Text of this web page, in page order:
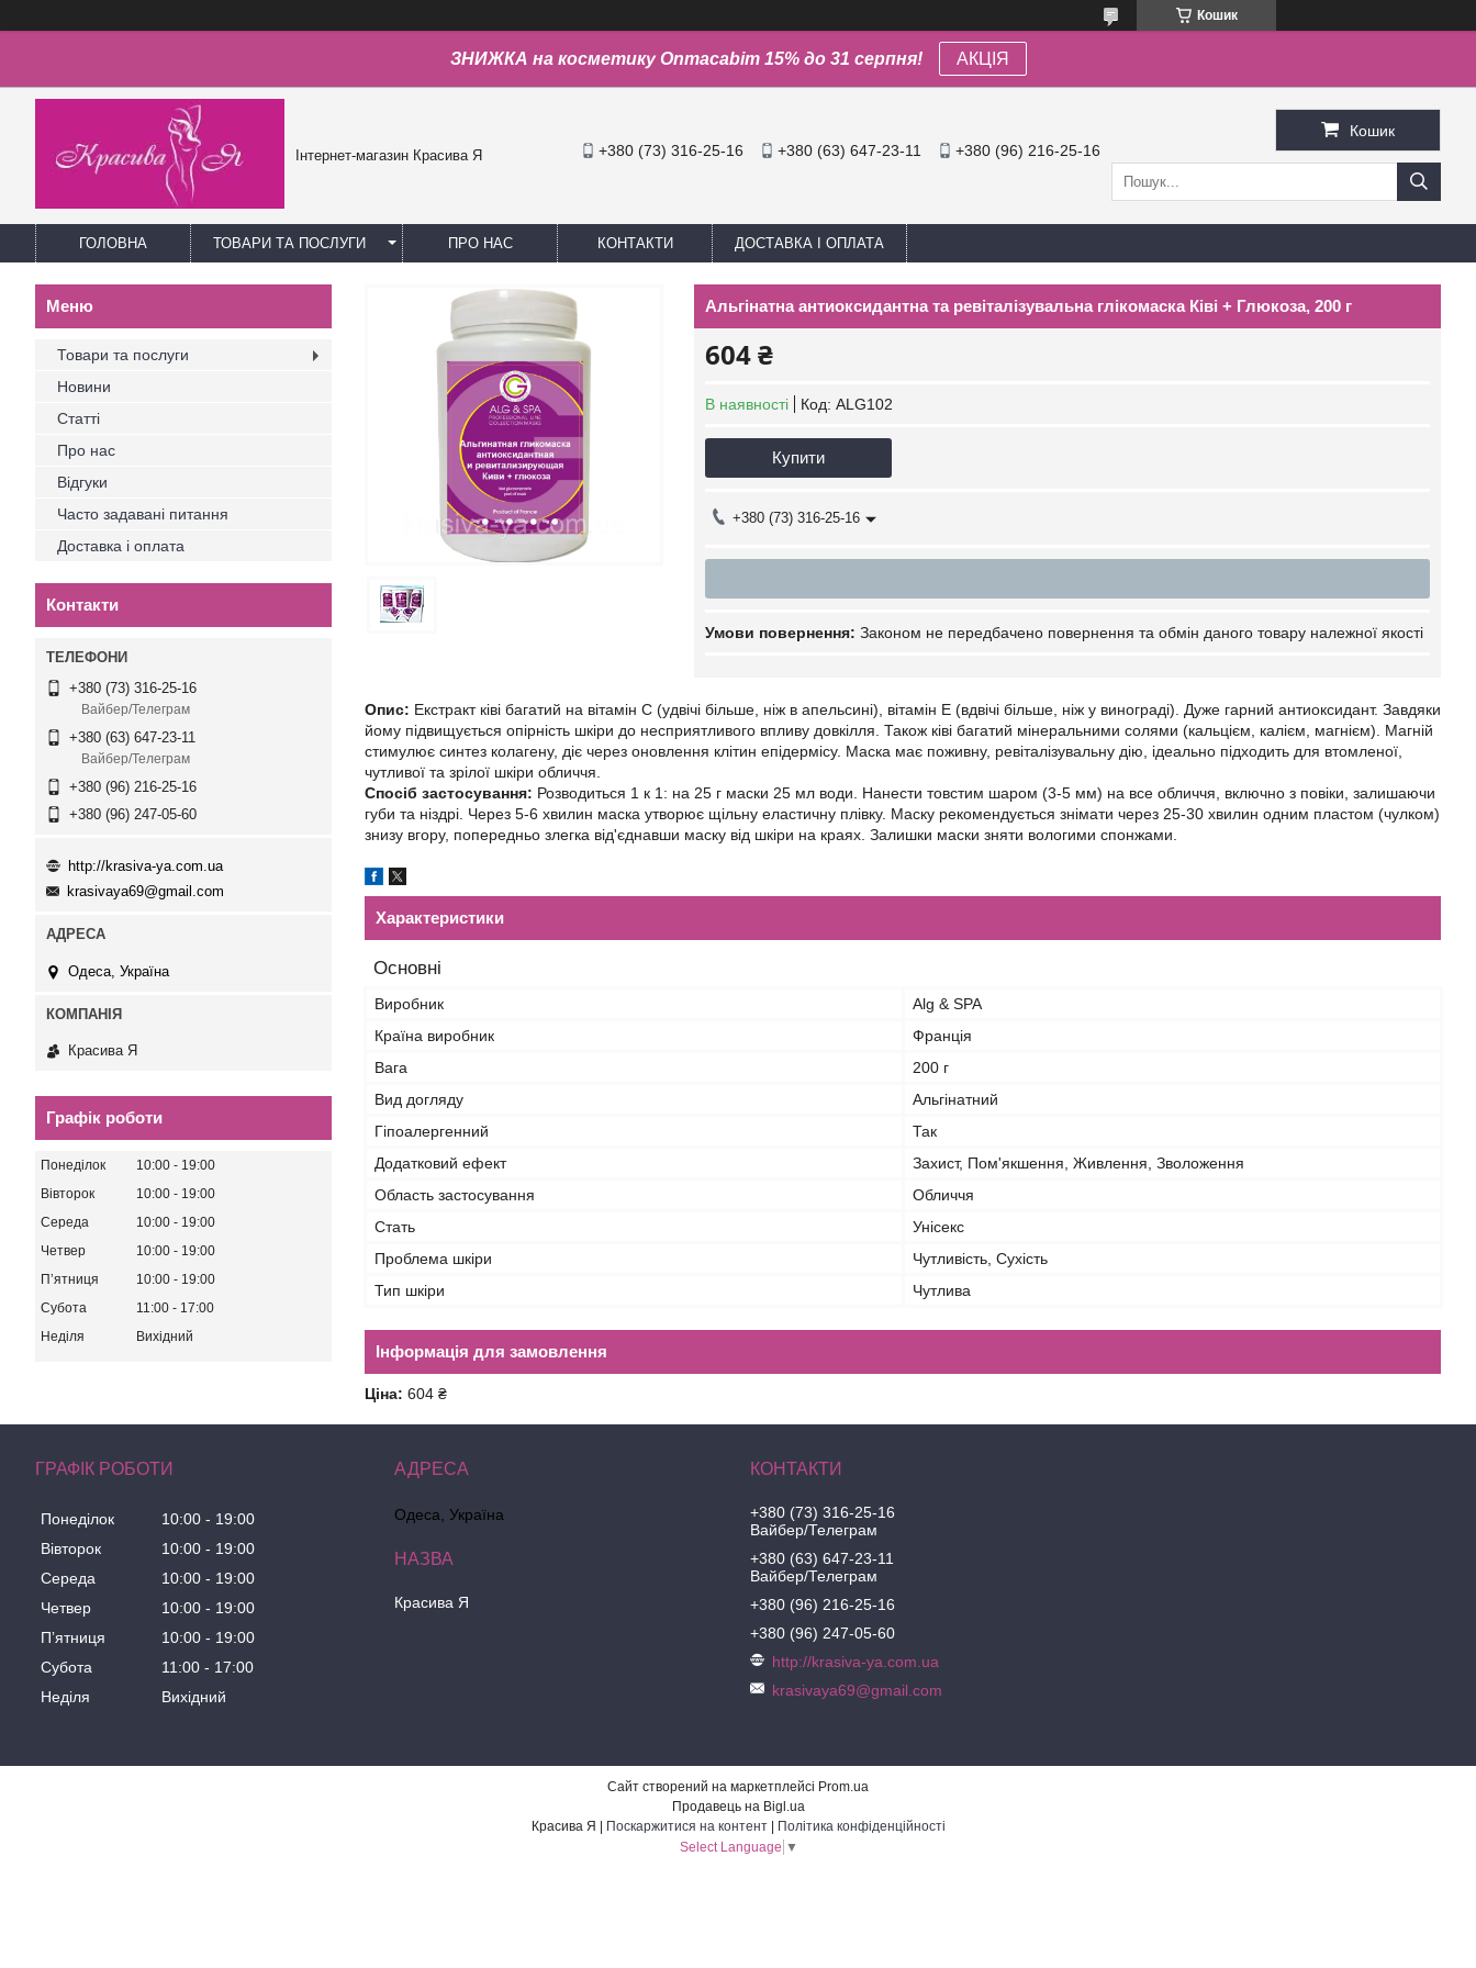
Кошик
ЗНИЖКА на косметику Onmacabim 15% до 31 серпня! АКЦІЯ
Інтернет-магазин Красива Я +380 (73) 316-25-16 +380 (63) 647-23-11 +380 (96) 216-25-16
Кошик
ГОЛОВНА ТОВАРИ ТА ПОСЛУГИ ПРО НАС КОНТАКТИ ДОСТАВКА І ОПЛАТА
Альгінатна антиоксидантна та ревіталізувальна глікомаска Ківі + Глюкоза, 200 г
604 ₴
В наявності Код: ALG102
Купити
+380 (73) 316-25-16
Законом не передбачено повернення та обмін даного товару належної якості
Опис: Екстракт ківі багатий на вітамін C (удвічі більше, ніж в апельсині), вітамін Е (вдвічі більше, ніж у винограді). Дуже гарний антиоксидант. Завдяки
йому підвищується опірність шкіри до несприятливого впливу довкілля. Також ківі багатий мінеральними солями (кальцієм, калієм, магнієм). Магній
стимулює синтез колагену, діє через оновлення клітин епідермісу. Маска має поживну, ревіталізувальну дію, ідеально підходить для втомленої,
чутливої та зрілої шкіри обличчя.
Спосіб застосування: Розводиться 1 к 1: на 25 г маски 25 мл води. Нанести товстим шаром (3-5 мм) на все обличчя, включно з повіки, залишаючи
губи та ніздрі. Через 5-6 хвилин маска утворює щільну еластичну плівку. Маску рекомендується знімати через 25-30 хвилин одним пластом (чулком)
знизу вгору, попередньо злегка від'єднавши маску від шкіри на краях. Залишки маски зняти вологими спонжами.
Характеристики
Основні
Виробник
Alg & SPA
Країна виробник
Франція
Вага
200 г
Вид догляду
Альгінатний
Гіпоалергенний
Так
Додатковий ефект
Захист, Пом'якшення, Живлення, Зволоження
Область застосування
Обличчя
Стать
Унісекс
Проблема шкіри
Чутливість, Сухість
Тип шкіри
Чутлива
Інформація для замовлення
Ціна: 604 ₴
Товари та послуги
Новини
Статті
Про нас
Відгуки
Часто задавані питання
Доставка і оплата
Контакти
+380 (73) 316-25-16
Вайбер/Телеграм
+380 (63) 647-23-11
Вайбер/Телеграм
+380 (96) 216-25-16
+380 (96) 247-05-60
http://krasiva-ya.com.ua
krasivaya69@gmail.com
Одеса, Україна
Красива Я
Графік роботи
Понеділок 10:00
19:00
Вівторок
10:00
19:00
Середа
10:00
19:00
Четвер
10:00
19:00
Пʼятниця
10:00
19:00
Субота
11:00
17:00
Неділя
Вихідний
ГРАФІК РОБОТИ
Понеділок 10:00
19:00
Вівторок
10:00
19:00
Середа
10:00
19:00
Четвер
10:00
19:00
Пʼятниця
10:00
19:00
Субота
11:00
17:00
Неділя
Вихідний
Одеса, Україна
Красива Я
+380 (73) 316-25-16
Вайбер/Телеграм
+380 (63) 647-23-11
Вайбер/Телеграм
+380 (96) 216-25-16
+380 (96) 247-05-60
http://krasiva-ya.com.ua
krasivaya69@gmail.com
Сайт створений на маркетплейсі Prom.ua
Продавець на Bigl.ua
Поскаржитися на контент
Політика конфіденційності
Select Language ▼